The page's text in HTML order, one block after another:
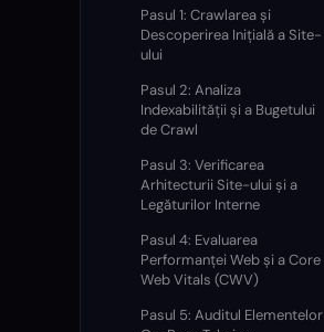
Pasul 1: Crawlarea și
Descoperirea Inițială a Site-
ului
Pasul 2: Analiza
Indexabilității și a Bugetului
de Crawl
Pasul 3: Verificarea
Arhitecturii Site-ului și a
Legăturilor Interne
Pasul 4: Evaluarea
Performanței Web și a Core
Web Vitals (CWV)
Pasul 5: Auditul Elementelor